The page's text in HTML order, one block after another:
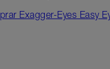
Exagger-Eyes Easy